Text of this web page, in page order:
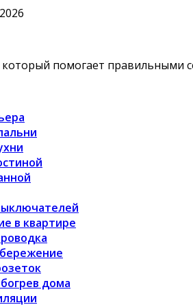
помогает правильными
в квартире
дома